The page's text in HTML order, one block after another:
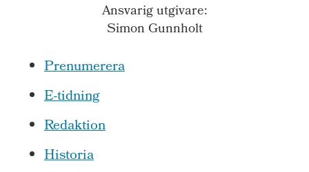
Ansvarig utgivare:
Simon Gunnholt
Prenumerera
E-tidning
Redaktion
Historia